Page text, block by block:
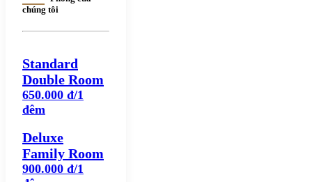
chúng tôi
Standard
Double Room
650.000 đ/1
đêm
Deluxe
Family Room
900.000 đ/1